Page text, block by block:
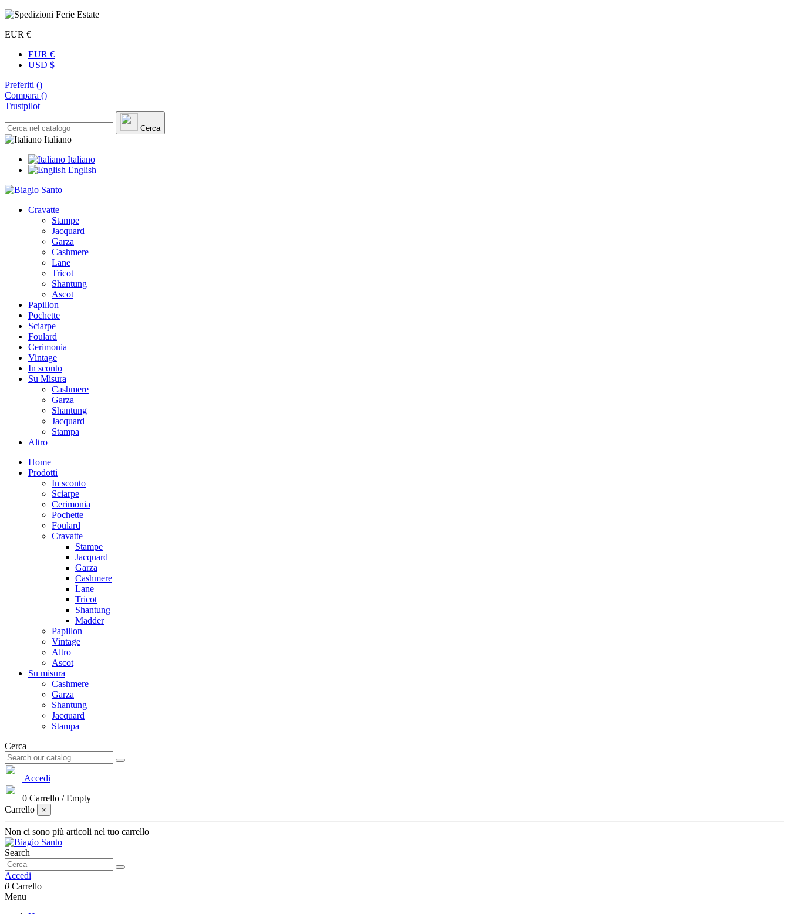
EUR €
EUR €
USD $
Preferiti ()
Compara ()
Trustpilot
Cerca
Italiano
Italiano
English
Cravatte
Stampe
Jacquard
Garza
Cashmere
Lane
Tricot
Shantung
Ascot
Papillon
Pochette
Sciarpe
Foulard
Cerimonia
Vintage
In sconto
Su Misura
Cashmere
Garza
Shantung
Jacquard
Stampa
Altro
Home
Prodotti
In sconto
Sciarpe
Cerimonia
Pochette
Foulard
Cravatte
Stampe
Jacquard
Garza
Cashmere
Lane
Tricot
Shantung
Madder
Papillon
Vintage
Altro
Ascot
Su misura
Cashmere
Garza
Shantung
Jacquard
Stampa
Cerca
Accedi
0 Carrello /Empty
Carrello
×
Non ci sono più articoli nel tuo carrello
Search
Accedi
0 Carrello
Menu